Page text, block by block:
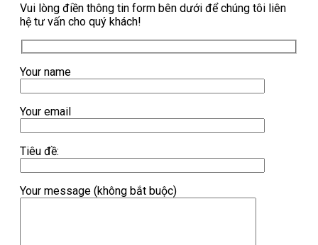
Vui lòng điền thông tin form bên dưới để chúng tôi liên
hệ tư vấn cho quý khách!
Your name
Your email
Tiêu đề:
Your message (không bắt buộc)